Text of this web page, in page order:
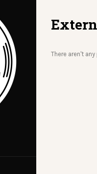
There aren't